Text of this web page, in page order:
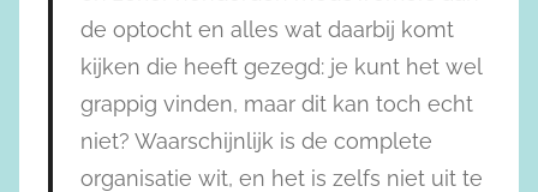
de optocht en alles wat daarbij komt
kijken die heeft gezegd: je kunt het wel
grappig vinden, maar dit kan toch echt
niet? Waarschijnlijk is de complete
organisatie wit, en het is zelfs niet uit te